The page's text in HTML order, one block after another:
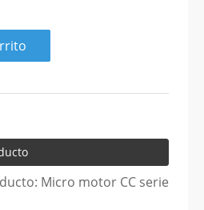
Micro motor CC serie